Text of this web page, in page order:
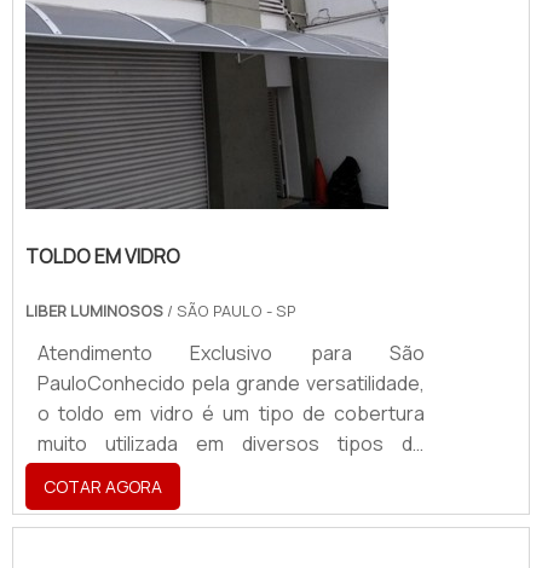
TOLDO EM VIDRO
LIBER LUMINOSOS / SÃO PAULO - SP
Atendimento Exclusivo para São
PauloConhecido pela grande versatilidade,
o toldo em vidro é um tipo de cobertura
muito utilizada em diversos tipos de
estabelecimentos e pode proteger
pessoas e objetos contra a ação da chuva,
do sol e de outros tipos de intempéries
COTAR AGORA